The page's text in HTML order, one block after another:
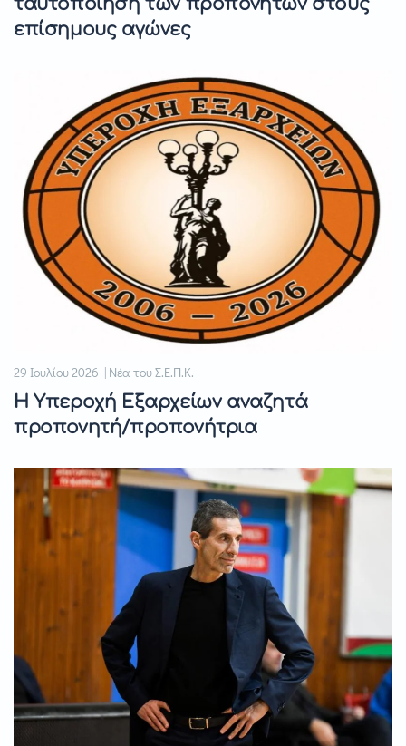
επίσημους αγώνες
29 Ιουλίου 2026 | Νέα του Σ.Ε.Π.Κ.
Η Υπεροχή Εξαρχείων αναζητά
προπονητή/προπονήτρια